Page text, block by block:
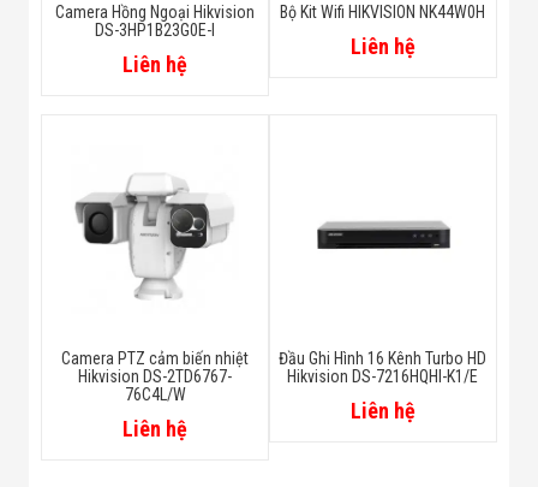
Camera Hồng Ngoại Hikvision
DS-3HP1B23G0E-I
Liên hệ
Bộ Kit Wifi HIKVISION NK44W0H
Liên hệ
Camera PTZ cảm biến nhiệt
Hikvision DS-2TD6767-
76C4L/W
Liên hệ
Đầu Ghi Hình 16 Kênh Turbo HD
Hikvision DS-7216HQHI-K1/E
Liên hệ